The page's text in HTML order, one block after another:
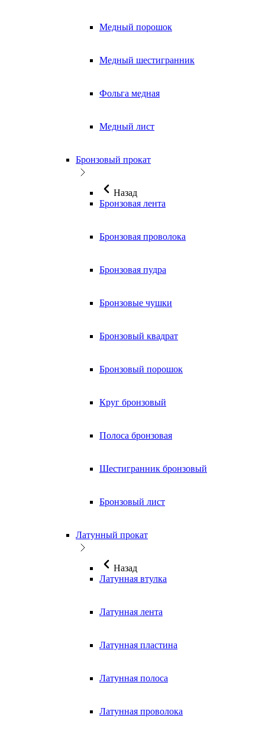
Медный порошок
Медный шестигранник
Фольга медная
Медный лист
Бронзовый прокат
Назад
Бронзовая лента
Бронзовая проволока
Бронзовая пудра
Бронзовые чушки
Бронзовый квадрат
Бронзовый порошок
Круг бронзовый
Полоса бронзовая
Шестигранник бронзовый
Бронзовый лист
Латунный прокат
Назад
Латунная втулка
Латунная лента
Латунная пластина
Латунная полоса
Латунная проволока